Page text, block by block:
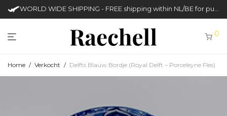
WORLD WIDE SHIPPING - FREE shipping within NL/BE for purchases over €50
0
Home / Verkocht / Delfts Blauw Bordje (Royal Delft – Porceleyne Fles)